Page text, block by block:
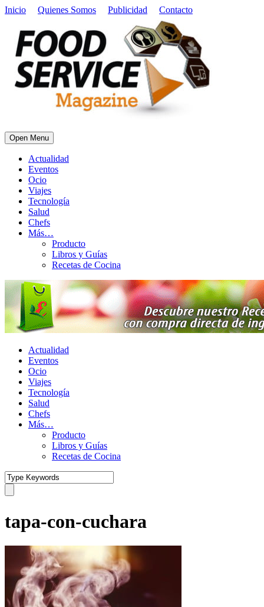
Inicio Quienes Somos Publicidad Contacto
Open Menu
Actualidad
Eventos
Ocio
Viajes
Tecnología
Salud
Chefs
Más…
Producto
Libros y Guías
Recetas de Cocina
Actualidad
Eventos
Ocio
Viajes
Tecnología
Salud
Chefs
Más…
Producto
Libros y Guías
Recetas de Cocina
tapa-con-cuchara